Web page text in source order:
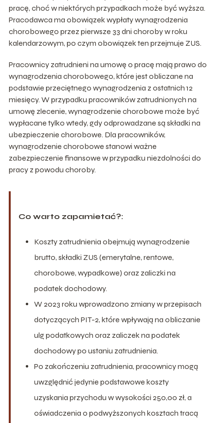
pracę, choć w niektórych przypadkach może być wyższa.
Pracodawca ma obowiązek wypłaty wynagrodzenia
chorobowego przez pierwsze 33 dni choroby w roku
kalendarzowym, po czym obowiązek ten przejmuje ZUS.
Pracownicy zatrudnieni na umowę o pracę mają prawo do
wynagrodzenia chorobowego, które jest obliczane na
podstawie przeciętnego wynagrodzenia z ostatnich 12
miesięcy. W przypadku pracowników zatrudnionych na
umowę zlecenie, wynagrodzenie chorobowe może być
wypłacane tylko wtedy, gdy odprowadzane są składki na
ubezpieczenie chorobowe. Dla pracowników,
wynagrodzenie chorobowe stanowi ważne
zabezpieczenie finansowe w przypadku niezdolności do
pracy z powodu choroby.
Co warto zapamietać?:
Koszty zatrudnienia obejmują wynagrodzenie
brutto, składki ZUS (emerytalne, rentowe,
chorobowe, wypadkowe) oraz zaliczki na
podatek dochodowy.
W 2023 roku wprowadzono zmiany w przepisach
dotyczących PIT-2, które wpływają na obliczanie
ulg podatkowych oraz zaliczek na podatek
dochodowy po ustaniu zatrudnienia.
Po zakończeniu zatrudnienia, pracownicy mogą
uwzględnić jedynie podstawowe koszty
uzyskania przychodu w wysokości 250,00 zł, a
oświadczenia o podwyższonych kosztach tracą